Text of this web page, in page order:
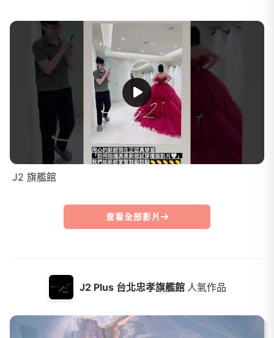
J2 Plus 台北忠孝旗艦館 人氣作品
J2 旗艦館
查看全部影片